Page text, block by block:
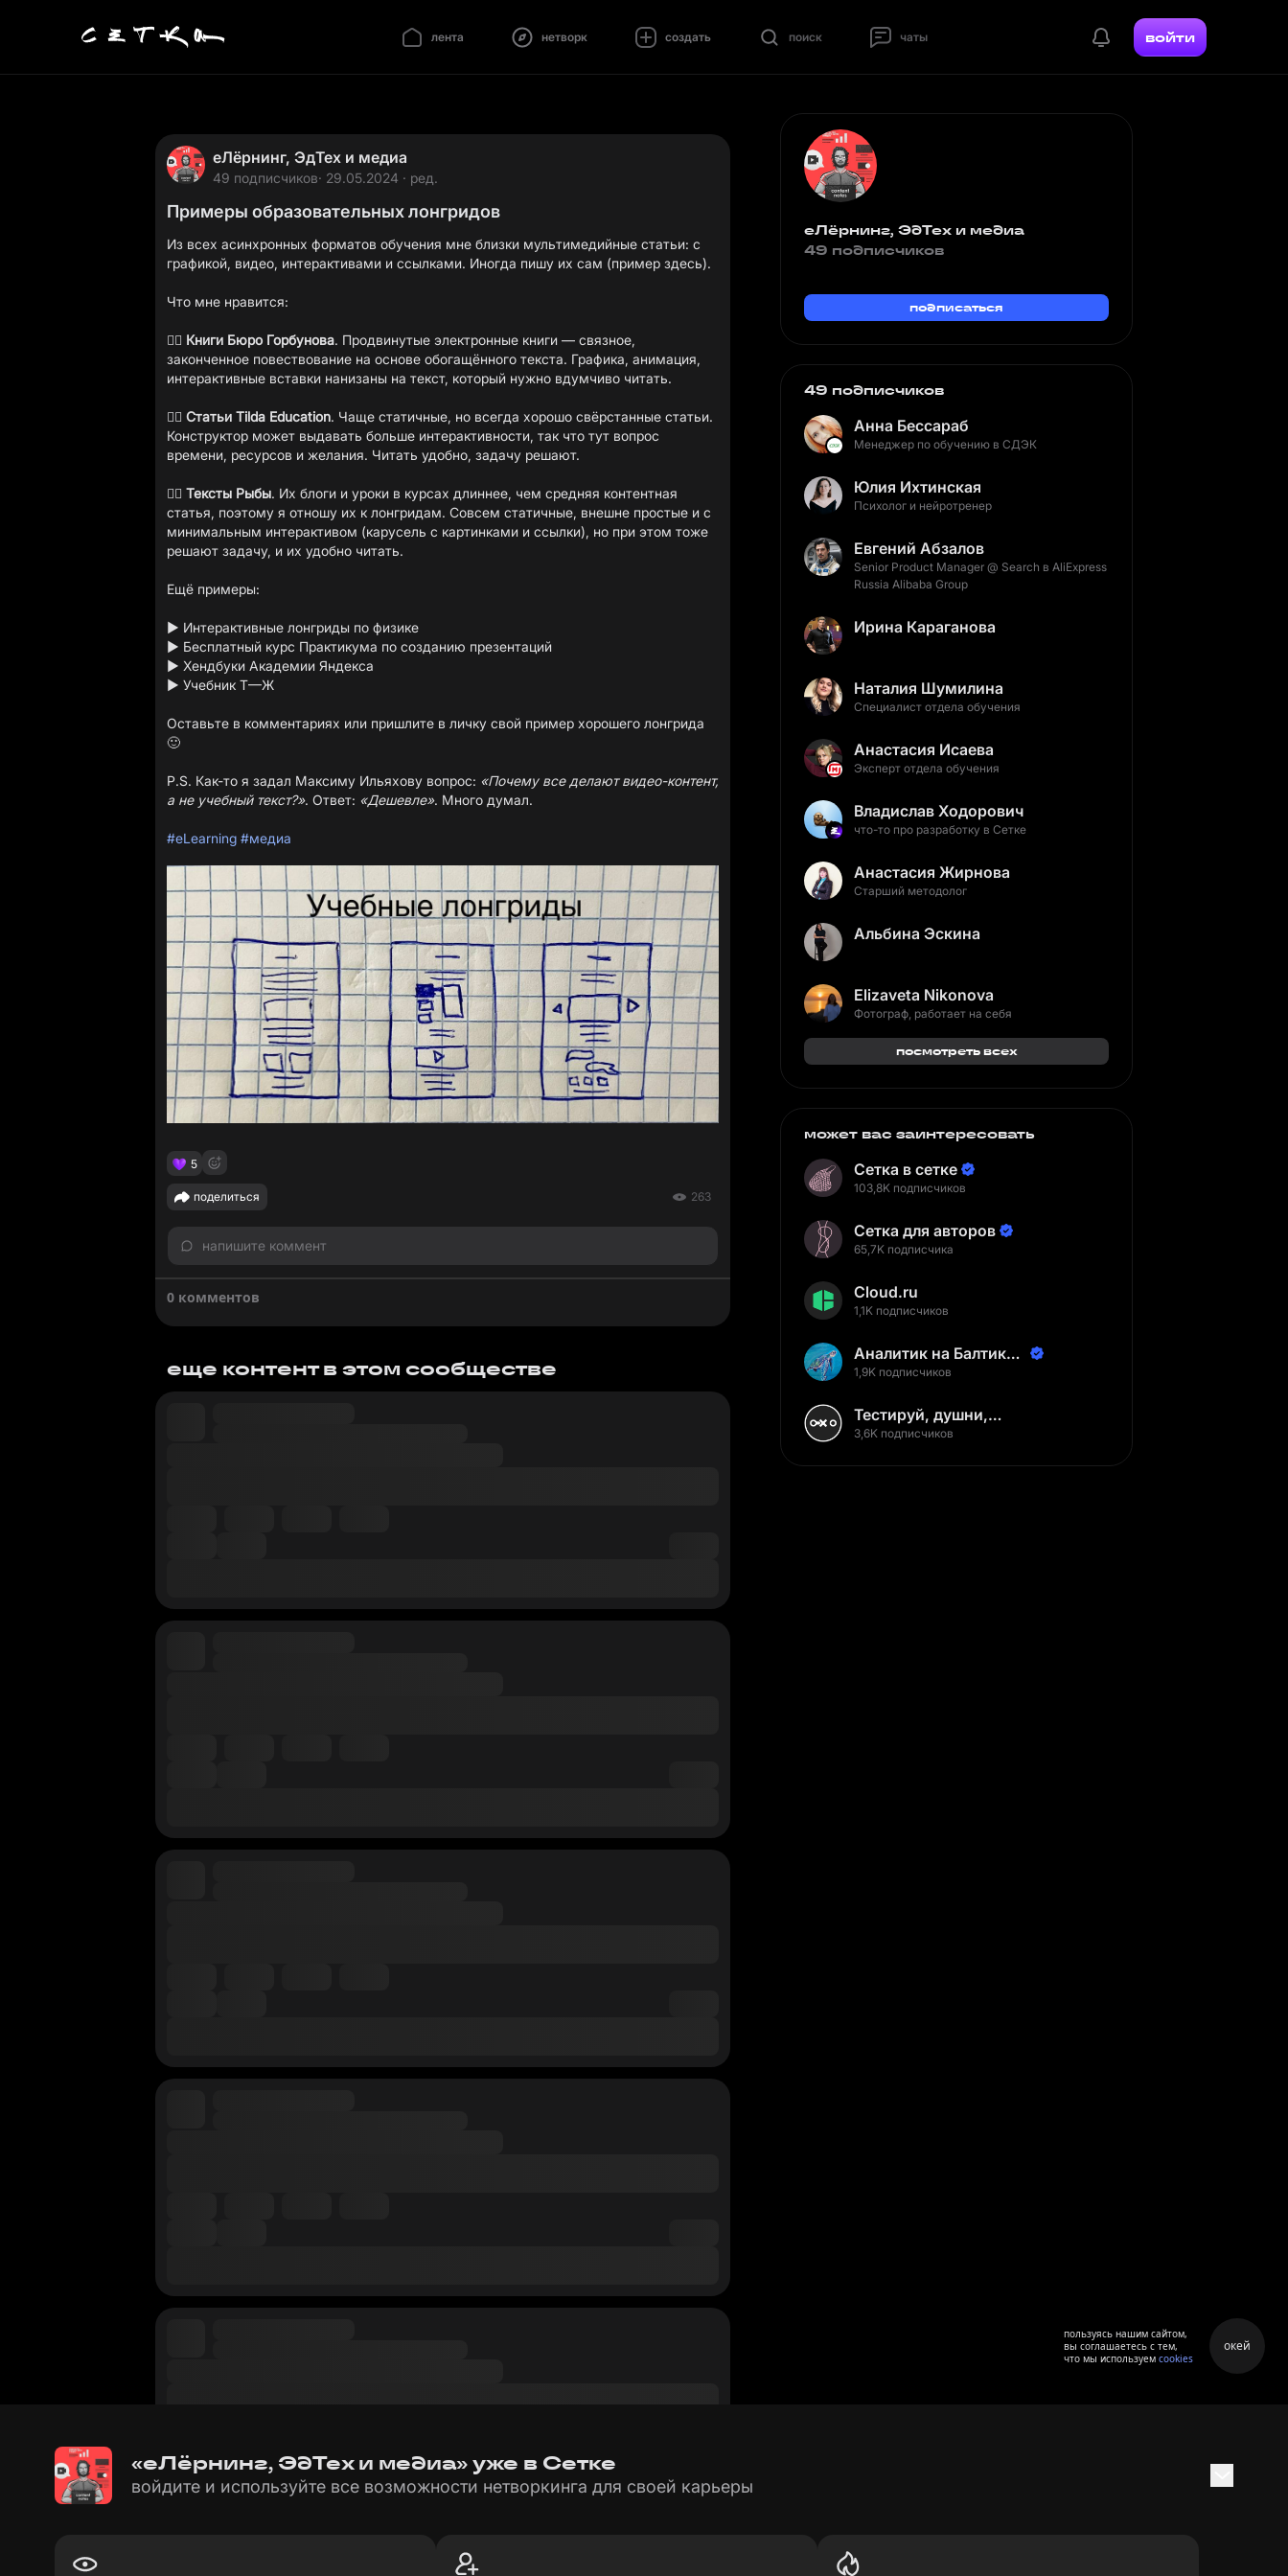
лента нетворк создать поиск чаты войти
еЛёрнинг, ЭдТех и медиа
49 подписчиков· 29.05.2024 · ред.
Примеры образовательных лонгридов
Из всех асинхронных форматов обучения мне близки мультимедийные статьи: с
графикой, видео, интерактивами и ссылками. Иногда пишу их сам (пример здесь).
Что мне нравится:
👍🏻 Книги Бюро Горбунова. Продвинутые электронные книги — связное,
законченное повествование на основе обогащённого текста. Графика, анимация,
интерактивные вставки нанизаны на текст, который нужно вдумчиво читать.
👍🏻 Статьи Tilda Education. Чаще статичные, но всегда хорошо свёрстанные статьи.
Конструктор может выдавать больше интерактивности, так что тут вопрос
времени, ресурсов и желания. Читать удобно, задачу решают.
👍🏻 Тексты Рыбы. Их блоги и уроки в курсах длиннее, чем средняя контентная
статья, поэтому я отношу их к лонгридам. Совсем статичные, внешне простые и с
минимальным интерактивом (карусель с картинками и ссылки), но при этом тоже
решают задачу, и их удобно читать.
Ещё примеры:
▶️ Интерактивные лонгриды по физике
▶️ Бесплатный курс Практикума по созданию презентаций
▶️ Хендбуки Академии Яндекса
▶️ Учебник Т—Ж
Оставьте в комментариях или пришлите в личку свой пример хорошего лонгрида
🙂
P.S. Как-то я задал Максиму Ильяхову вопрос: «Почему все делают видео-контент,
а не учебный текст?». Ответ: «Дешевле». Много думал.
#eLearning #медиа
5
поделиться 263
напишите коммент
0 комментов
еще контент в этом сообществе
еЛёрнинг, ЭдТех и медиа
49 подписчиков
подписаться
49 подписчиков
Анна Бессараб
Менеджер по обучению в СДЭК
Юлия Ихтинская
Психолог и нейротренер
Евгений Абзалов
Senior Product Manager @ Search в AliExpress
Russia Alibaba Group
Ирина Караганова
Наталия Шумилина
Специалист отдела обучения
Анастасия Исаева
Эксперт отдела обучения
Владислав Ходорович
что-то про разработку в Сетке
Анастасия Жирнова
Старший методолог
Альбина Эскина
Elizaveta Nikonova
Фотограф, работает на себя
посмотреть всех
может вас заинтересовать
Сетка в сетке
103,8K подписчиков
Сетка для авторов
65,7K подписчика
Cloud.ru
1,1K подписчиков
Аналитик на Балтике |
Неверов Станислав
1,9K подписчиков
Тестируй, душни,
наслаждайся
3,6K подписчиков
«еЛёрнинг, ЭдТех и медиа» уже в Сетке
войдите и используйте все возможности нетворкинга для своей карьеры
пользуясь нашим сайтом,
вы соглашаетесь с тем,
что мы используем cookies
окей